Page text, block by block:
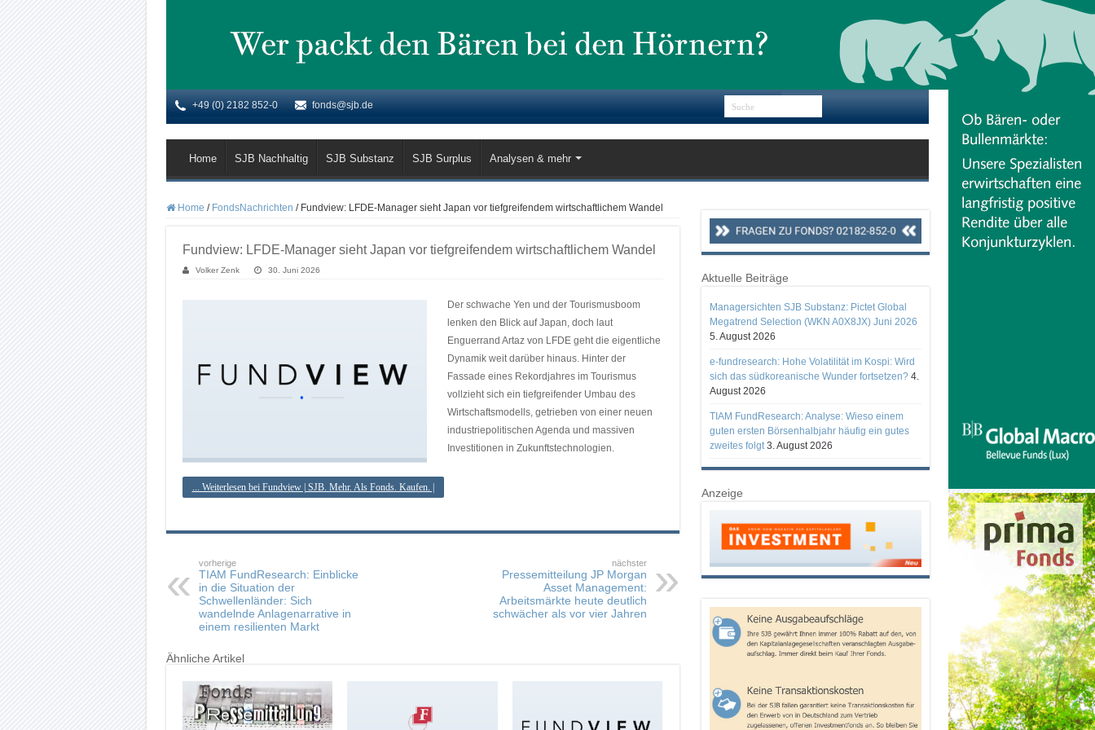
+49 (0) 2182 852-0 fonds@sjb.de
Home SJB Nachhaltig SJB Substanz SJB Surplus Analysen & mehr
Home / FondsNachrichten / Fundview: LFDE-Manager sieht Japan vor tiefgreifendem wirtschaftlichem Wandel
Fundview: LFDE-Manager sieht Japan vor tiefgreifendem wirtschaftlichem Wandel
Volker Zenk 30. Juni 2026
Der schwache Yen und der Tourismusboom
lenken den Blick auf Japan, doch laut
Enguerrand Artaz von LFDE geht die eigentliche
Dynamik weit darüber hinaus. Hinter der
Fassade eines Rekordjahres im Tourismus
vollzieht sich ein tiefgreifender Umbau des
Wirtschaftsmodells, getrieben von einer neuen
industriepolitischen Agenda und massiven
Investitionen in Zukunftstechnologien.
... Weiterlesen bei Fundview | SJB. Mehr. Als Fonds. Kaufen. |
vorherige
TIAM FundResearch: Einblicke
in die Situation der
Schwellenländer: Sich
wandelnde Anlagenarrative in
einem resilienten Markt
nächster
Pressemitteilung JP Morgan
Asset Management:
Arbeitsmärkte heute deutlich
schwächer als vor vier Jahren
Ähnliche Artikel
Aktuelle Beiträge
Managersichten SJB Substanz: Pictet Global
Megatrend Selection (WKN A0X8JX) Juni 2026
5. August 2026
e-fundresearch: Hohe Volatilität im Kospi: Wird
sich das südkoreanische Wunder fortsetzen? 4.
August 2026
TIAM FundResearch: Analyse: Wieso einem
guten ersten Börsenhalbjahr häufig ein gutes
zweites folgt 3. August 2026
Anzeige